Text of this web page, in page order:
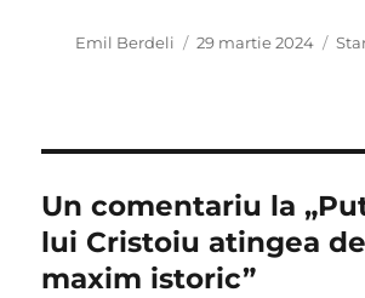
Autor
Emil Berdeli
Publicat
29 martie 2024
Un comentariu la
lui Cristoiu atingea
maxim istoric”